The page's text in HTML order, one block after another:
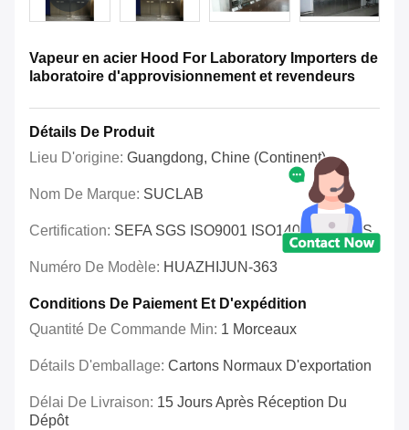
Vapeur en acier Hood For Laboratory Importers de
laboratoire d'approvisionnement et revendeurs
Détails De Produit
Lieu D'origine: Guangdong, Chine (continent)
Nom De Marque: SUCLAB
Certification: SEFA SGS ISO9001 ISO14001 OHSAS
Numéro De Modèle: HUAZHIJUN-363
Conditions De Paiement Et D'expédition
Quantité De Commande Min: 1 Morceaux
Détails D'emballage: Cartons Normaux D'exportation
Délai De Livraison: 15 Jours Après Réception Du
Dépôt